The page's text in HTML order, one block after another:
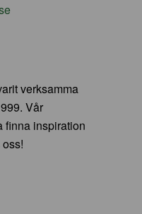
verksamma
Vår
finna inspiration